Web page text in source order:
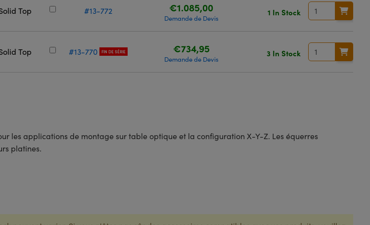
Top #13-772 €1.085,00
Demande de Devis
1 In Stock
Top #13-770 FIN DE SÉRIE €734,95
Demande de Devis
3 In Stock
les applications de montage sur table optique et la configuration X-Y-Z. Les équerres
platines.